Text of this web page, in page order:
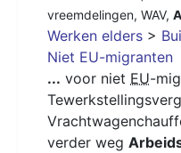
vreemdelingen, WAV,
Werken elders >
Niet EU-migranten
... voor niet EU-
verder weg